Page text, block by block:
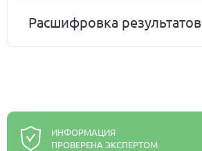
Расшифровка результатов
ИНФОРМАЦИЯ
ПРОВЕРЕНА ЭКСПЕРТОМ